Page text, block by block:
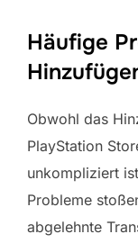
Häufige
Obwohl das
PlayStation
unkompliziert
Probleme
abgelehnte